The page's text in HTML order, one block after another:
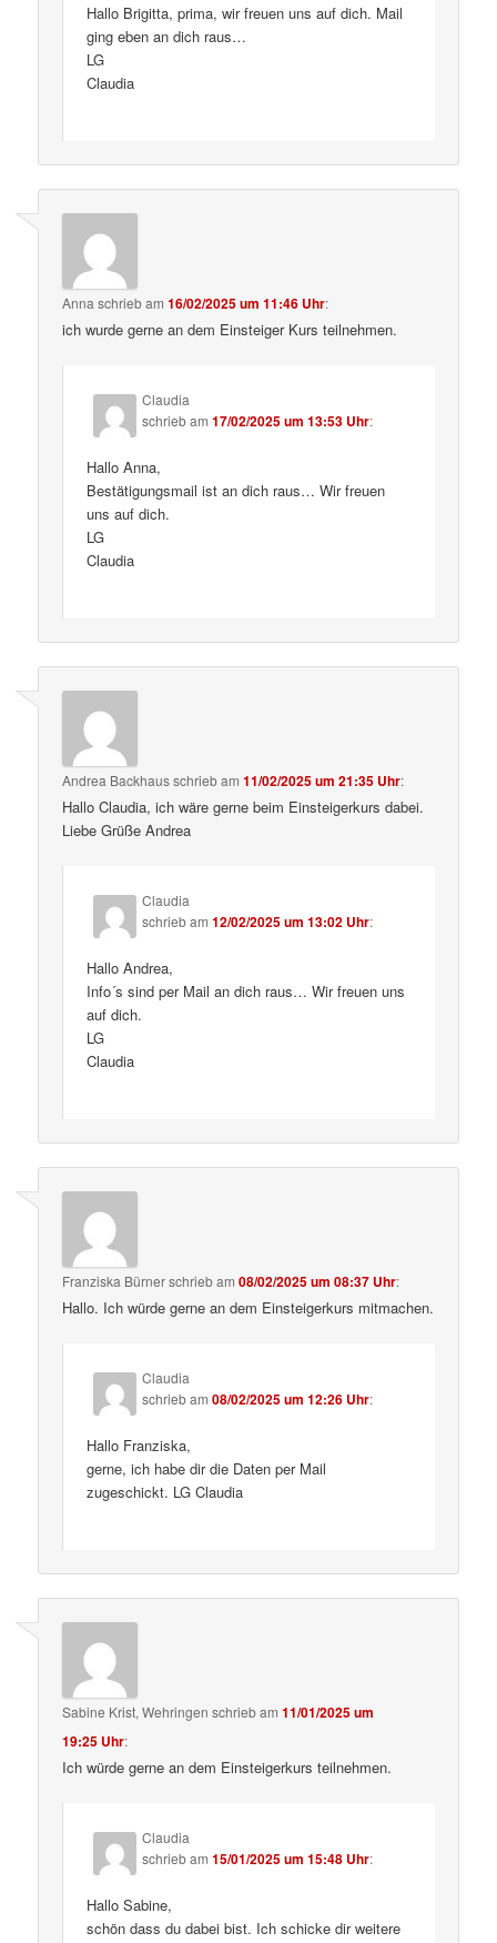
Hallo Brigitta, prima, wir freuen uns auf dich. Mail
ging eben an dich raus…
LG
Claudia
Annaschriebam16/02/2025 um 11:46 Uhr:
ich wurde gerne an dem Einsteiger Kurs teilnehmen.
Claudia
schriebam17/02/2025 um 13:53 Uhr:
Hallo Anna,
Bestätigungsmail ist an dich raus… Wir freuen
uns auf dich.
LG
Claudia
Andrea Backhausschriebam11/02/2025 um 21:35 Uhr:
Hallo Claudia, ich wäre gerne beim Einsteigerkurs dabei.
Liebe Grüße Andrea
Claudia
schriebam12/02/2025 um 13:02 Uhr:
Hallo Andrea,
Info´s sind per Mail an dich raus… Wir freuen uns
auf dich.
LG
Claudia
Franziska Bürnerschriebam08/02/2025 um 08:37 Uhr:
Hallo. Ich würde gerne an dem Einsteigerkurs mitmachen.
Claudia
schriebam08/02/2025 um 12:26 Uhr:
Hallo Franziska,
gerne, ich habe dir die Daten per Mail
zugeschickt. LG Claudia
Sabine Krist, Wehringen schriebam11/01/2025 um
19:25 Uhr:
Ich würde gerne an dem Einsteigerkurs teilnehmen.
Claudia
schriebam15/01/2025 um 15:48 Uhr:
Hallo Sabine,
schön dass du dabei bist. Ich schicke dir weitere